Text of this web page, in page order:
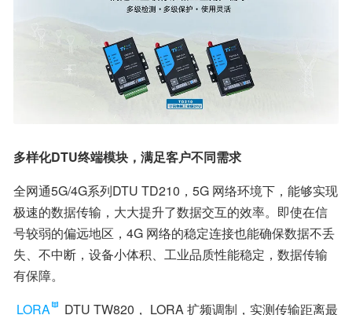
多样化DTU终端模块，满足客户不同需求
全网通5G/4G系列DTU TD210，5G 网络环境下，能够实现
极速的数据传输，大大提升了数据交互的效率。即使在信
号较弱的偏远地区，4G 网络的稳定连接也能确保数据不丢
失、不中断，设备小体积、工业品质性能稳定，数据传输
有保障。
LORA
DTU TW820， LORA 扩频调制，实测传输距离最